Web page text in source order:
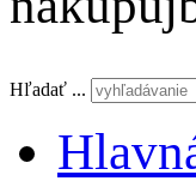
Hľadať ...